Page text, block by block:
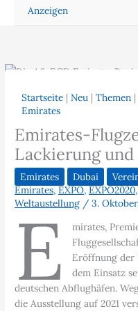
Anzeigen
Startseite |Neu |Themen
Emirates
Emirates-
Lackierung und
Emirates Dubai
Emirates,EXPO,EXPO2020
Weltaustellung /3. Oktober
E
mirates,
Eröffnung der
dem Einsatz
deutschen Abflughäfen.
die Ausstellung auf 2021